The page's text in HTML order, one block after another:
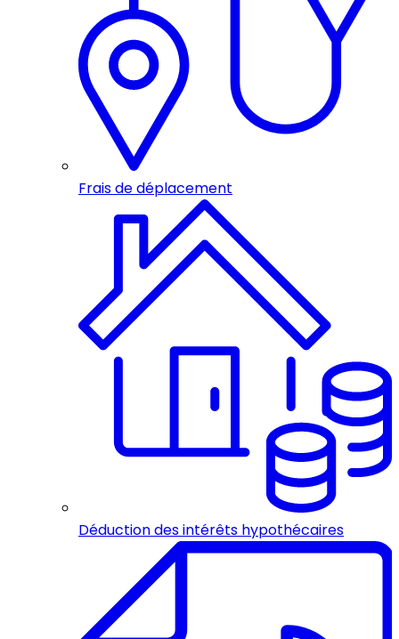
Frais de déplacement
Déduction des intérêts hypothécaires